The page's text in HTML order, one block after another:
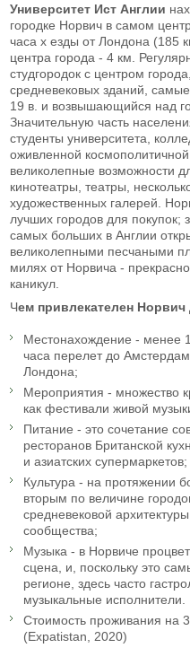
Университет Ист Англии
городке Норвич в самом
часа х езды от Лондона (185
центра города - 4 км.
студгородок с центром
средневековых зданий,
19 в. и возвышающийся над
Значительную часть
студенты университета,
оживленной
великолепные возможности
кинотеатры, театры,
художественных галерей.
лучших городов для покупок;
самых больших в Англии
великолепными песчаными
милях от Норвича -
каникул.
Чем привлекателен Норвич
Местонахождение - менее
часа перелет до
Лондона;
Мероприятия - множество
как фестивали живой
Питание - это сочетание
ресторанов Британской
и азиатских супермаркетов;
Культура - на протяжении
вторым по величине
средневековой
сообщества;
Музыка - в Норвиче
сцена, и, поскольку это
регионе, здесь часто
музыкальные исполнители.
Стоимость проживания на
(Expatistan, 2020)